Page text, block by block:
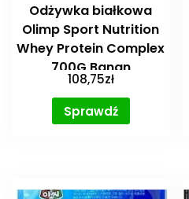
Odżywka białkowa
Olimp Sport Nutrition
Whey Protein Complex
700G Banan
108,75zł
Sprawdź